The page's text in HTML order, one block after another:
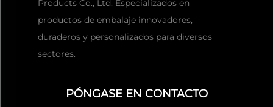
de 1 hora
Products Co., Ltd. Especializados en
productos de embalaje innovadores,
duraderos y personalizados para diversos
sectores.
PÓNGASE EN CONTACTO